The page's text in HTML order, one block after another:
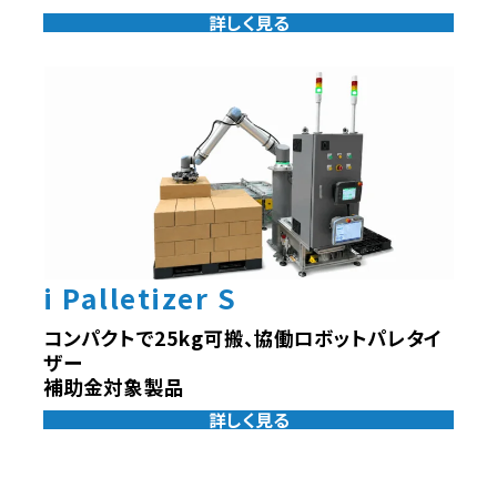
詳しく見る
i Palletizer S
コンパクトで25kg可搬、協働ロボットパレタイ
ザー
補助金対象製品
詳しく見る